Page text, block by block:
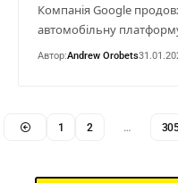
Компанія Google
автомобільну
Автор:Andrew Orobets
1 2 …